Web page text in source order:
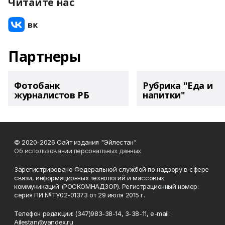
Партнеры
Фотобанк
журналистов РБ
Рубрика "Еда и
напитки"
© 2020-2026 Сайт издания "Эйлестан"
Об использовании персональных данных
Зарегистрировано Федеральной службой по надзору в сфере
связи, информационных технологий и массовых
коммуникаций (РОСКОМНАДЗОР). Регистрационный номер:
серия ПИ №ТУ02-01373 от 29 июля 2015 г.
Телефон редакции: (347)983-38-14, 3-38-11, e-mail:
Ailestan@yandex.ru